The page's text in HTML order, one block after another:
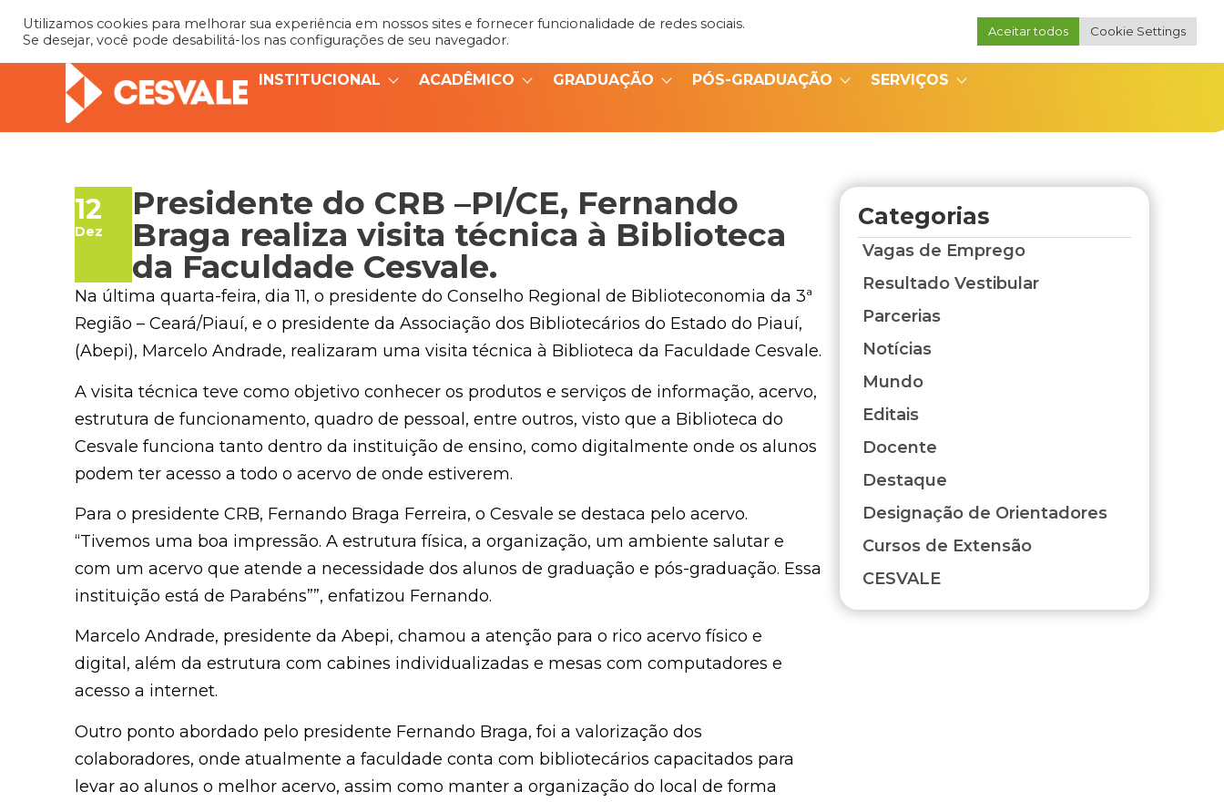
Portal do Coordenador
INSTITUCIONAL ACADÊMICO GRADUAÇÃO PÓS-GRADUAÇÃO SERVIÇOS
12
Dez
Presidente do CRB –PI/CE, Fernando
Braga realiza visita técnica à Biblioteca
da Faculdade Cesvale.
Na última quarta-feira, dia 11, o presidente do Conselho Regional de Biblioteconomia da 3ª
Região – Ceará/Piauí, e o presidente da Associação dos Bibliotecários do Estado do Piauí,
(Abepi), Marcelo Andrade, realizaram uma visita técnica à Biblioteca da Faculdade Cesvale.
A visita técnica teve como objetivo conhecer os produtos e serviços de informação, acervo,
estrutura de funcionamento, quadro de pessoal, entre outros, visto que a Biblioteca do
Cesvale funciona tanto dentro da instituição de ensino, como digitalmente onde os alunos
podem ter acesso a todo o acervo de onde estiverem.
Para o presidente CRB, Fernando Braga Ferreira, o Cesvale se destaca pelo acervo.
“Tivemos uma boa impressão. A estrutura física, a organização, um ambiente salutar e
com um acervo que atende a necessidade dos alunos de graduação e pós-graduação. Essa
instituição está de Parabéns””, enfatizou Fernando.
Marcelo Andrade, presidente da Abepi, chamou a atenção para o rico acervo físico e
digital, além da estrutura com cabines individualizadas e mesas com computadores e
acesso a internet.
Outro ponto abordado pelo presidente Fernando Braga, foi a valorização dos
colaboradores, onde atualmente a faculdade conta com bibliotecários capacitados para
levar ao alunos o melhor acervo, assim como manter a organização do local de forma
Categorias
Vagas de Emprego
Resultado Vestibular
Parcerias
Notícias
Mundo
Editais
Docente
Destaque
Designação de Orientadores
Cursos de Extensão
CESVALE
Utilizamos cookies para melhorar sua experiência em nossos sites e fornecer funcionalidade de redes sociais.
Se desejar, você pode desabilitá-los nas configurações de seu navegador.
Aceitar todos Cookie Settings